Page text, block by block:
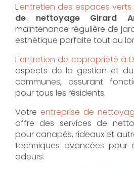
L'entretien des espaces verts
de nettoyage Girard
maintenance régulière de
esthétique parfaite tout au
L'entretien de copropriété à
aspects de la gestion et
communes, assurant
pour tous les résidents.
Votre entreprise de
offre des services de
pour canapés, rideaux et
techniques avancées pour
odeurs.